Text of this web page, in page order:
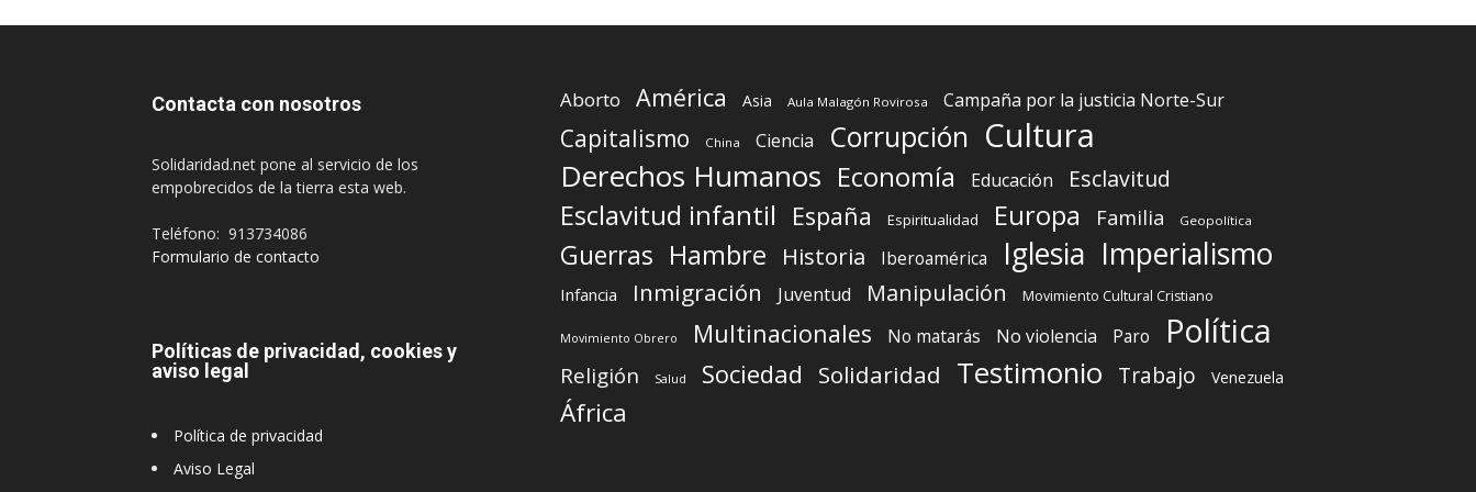
Contacta con nosotros
Solidaridad.net pone al servicio de los
empobrecidos de la tierra esta web.
Teléfono: 913734086
Formulario de contacto
Políticas de privacidad, cookies y
aviso legal
Política de privacidad
Aviso Legal
Aborto América Asia Aula Malagón Rovirosa Campaña por la justicia Norte-Sur
Capitalismo China Ciencia Corrupción Cultura
Derechos Humanos Economía Educación Esclavitud
Esclavitud infantil España Espiritualidad Europa Familia Geopolítica
Guerras Hambre Historia Iberoamérica Iglesia Imperialismo
Infancia Inmigración Juventud Manipulación Movimiento Cultural Cristiano
Movimiento Obrero Multinacionales No matarás No violencia Paro Política
Religión Salud Sociedad Solidaridad Testimonio Trabajo Venezuela
África